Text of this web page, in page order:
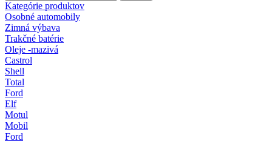
Kategórie produktov
Osobné automobily
Zimná výbava
Trakčné batérie
Oleje -mazivá
Castrol
Shell
Total
Ford
Elf
Motul
Mobil
Ford